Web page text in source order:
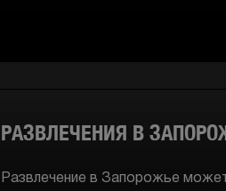
РАЗВЛЕЧЕНИЯ В
Развлечение в Запорожье